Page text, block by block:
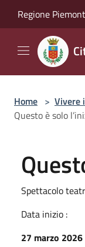
Regione
Home > Vivere
Questo è solo
Spettacolo
Data inizio :
27 marzo 2026